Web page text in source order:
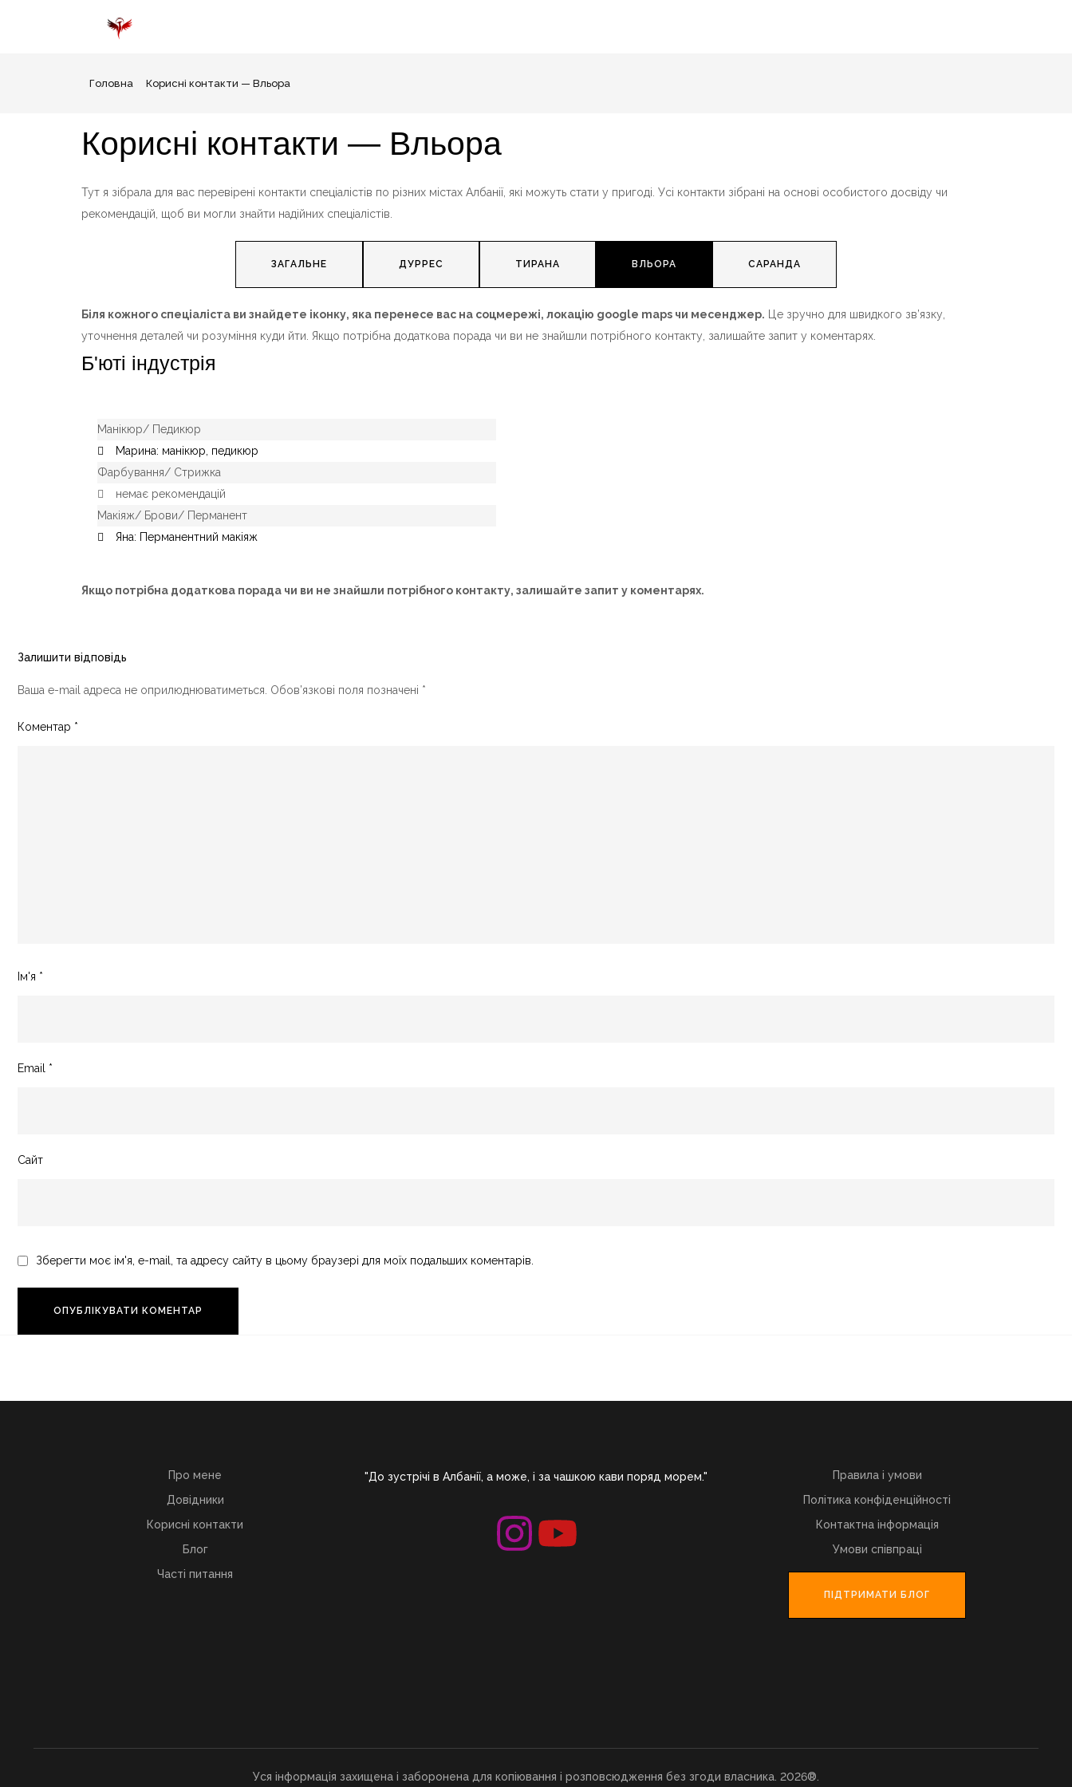
Головна Корисні контакти — Вльора​
Корисні контакти — Вльора
Тут я зібрала для вас перевірені контакти спеціалістів по різних містах Албанії, які можуть стати у пригоді. Усі контакти зібрані на основі особистого досвіду чи
рекомендацій, щоб ви могли знайти надійних спеціалістів.
ЗАГАЛЬНЕ ДУРРЕС ТИРАНА ВЛЬОРА САРАНДА
Біля кожного спеціаліста ви знайдете іконку, яка перенесе вас на соцмережі, локацію google maps чи месенджер. Це зручно для швидкого зв’язку,
уточнення деталей чи розуміння куди йти. Якщо потрібна додаткова порада чи ви не знайшли потрібного контакту, залишайте запит у коментарях.
Б'юті індустрія
Манікюр/ Педикюр
Марина: манікюр, педикюр
Фарбування/ Стрижка
немає рекомендацій
Макіяж/ Брови/ Перманент
Яна: Перманентний макіяж
Я кщо потрібна додаткова порада чи ви не знайшли потрібного контакту, залишайте запит у коментарях.
Залишити відповідь
Ваша e-mail адреса не оприлюднюватиметься. Обов’язкові поля позначені *
Коментар *
Ім'я *
Email *
Сайт
Зберегти моє ім'я, e-mail, та адресу сайту в цьому браузері для моїх подальших коментарів.
Про мене
Довідники
Корисні контакти
Блог
Часті питання
"До зустрічі в Албанії, а може, і за чашкою кави поряд морем."
Правила і умови
Політика конфіденційності
Контактна інформація
Умови співпраці
ПІДТРИМАТИ БЛОГ
Уся інформація захищена і заборонена для копіювання і розповсюдження без згоди власника. 2026®.